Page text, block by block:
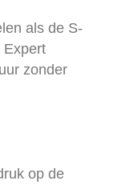
als de S-
Expert
zonder
op de